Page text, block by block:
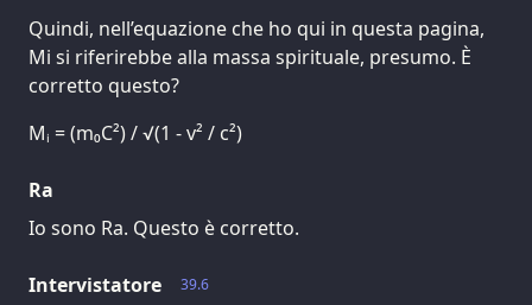
Quindi, nell’equazione che ho qui in questa pagina,
Mi si riferirebbe alla massa spirituale, presumo. È
corretto questo?
Mᵢ = (m₀C²) / √(1 - v² / c²)
Ra
Io sono Ra. Questo è corretto.
39.6
Intervistatore